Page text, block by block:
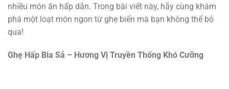
nhiều món ăn hấp dẫn. Trong bài viết này, hãy cùng khám
phá một loạt món ngon từ ghẹ biển mà bạn không thể bỏ
qua!
Ghẹ Hấp Bia Sả – Hương Vị Truyền Thống Khó Cưỡng